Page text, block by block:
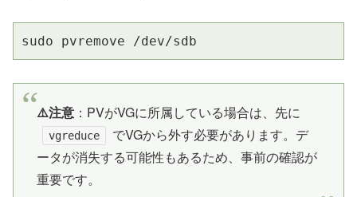
sudo pvremove /dev/sdb
⚠️注意：PVがVGに所属している場合は、先に
vgreduce
でVGから外す必要があります。デ
ータが消失する可能性もあるため、事前の確認が
重要です。